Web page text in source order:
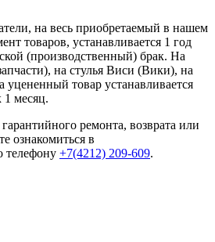
на весь приобретаемый в нашем
товаров, устанавливается 1 год
(производственный) брак. На
на стулья Виси (Вики), на
уцененный товар устанавливается
1 месяц.
ремонта, возврата или
ознакомиться в
телефону +7(4212) 209-609.